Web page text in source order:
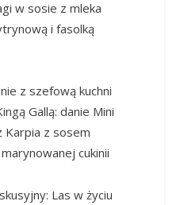
w sosie z mleka
i fasolką
z szefową kuchni
Gallą: danie Mini
Karpia z sosem
cukinii
Las w życiu